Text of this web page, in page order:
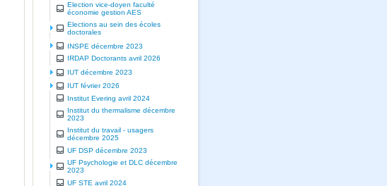
Election vice-doyen faculté
économie gestion AES
Elections au sein des écoles
doctorales
INSPE décembre 2023
IRDAP Doctorants avril 2026
IUT décembre 2023
IUT février 2026
Institut Evering avril 2024
Institut du thermalisme décembre
2023
Institut du travail - usagers
décembre 2025
UF DSP décembre 2023
UF Psychologie et DLC décembre
2023
UF STE avril 2024